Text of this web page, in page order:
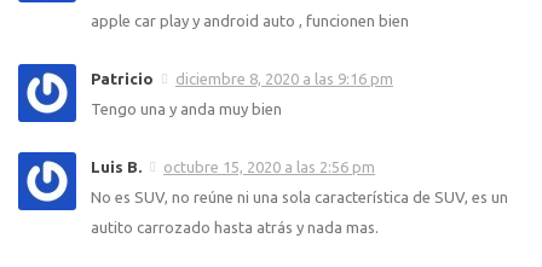
apple car play y android auto , funcionen bien
Patricio
diciembre 8, 2020 a las 9:16 pm
Tengo una y anda muy bien
Luis B.
octubre 15, 2020 a las 2:56 pm
No es SUV, no reúne ni una sola característica de SUV, es un
autito carrozado hasta atrás y nada mas.